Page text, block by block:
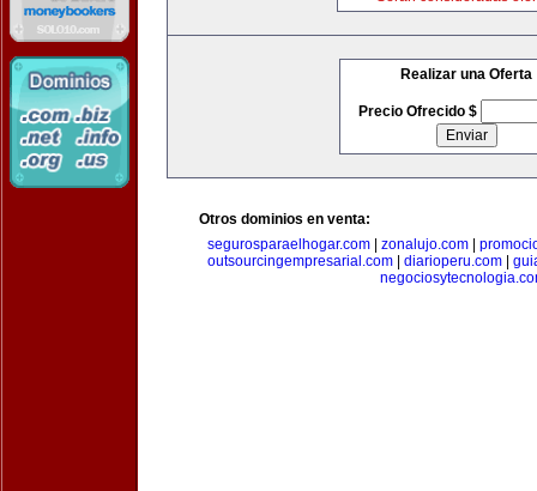
Realizar una Oferta
Precio Ofrecido $
Otros dominios en venta:
segurosparaelhogar.com| zonalujo.com|
outsourcingempresarial.com| diarioperu.com|